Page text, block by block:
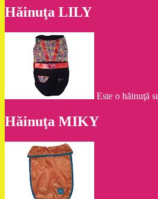
Hăinuţa LILY
Este o hăinuţă
Hăinuţa MIKY